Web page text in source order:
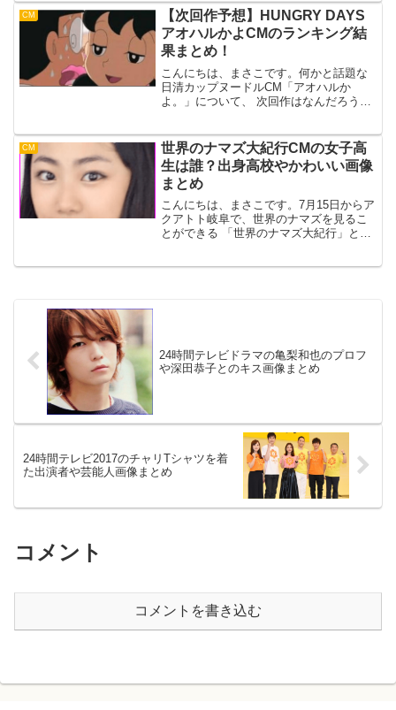
場合は、特にCMの曲が「あの日見た花の
名前を僕達はまだ...
CM
【次回作予想】HUNGRY DAYS
アオハルかよCMのランキング結
果まとめ！
こんにちは、まさこです。何かと話題な
日清カップヌードルCM「アオハルか
よ。」について、 次回作はなんだろう
に、 次回作はこれだ！と思う作品から、
こんなのあったら楽しそうなど...
CM
世界のナマズ大紀行CMの女子高
生は誰？出身高校やかわいい画像
まとめ
こんにちは、まさこです。7月15日からア
クアトト岐阜で、世界のナマズを見るこ
とができる 「世界のナマズ大紀行」とい
24時間テレビドラマの亀梨和也のプロフ
や深田恭子とのキス画像まとめ
24時間テレビ2017のチャリTシャツを着
た出演者や芸能人画像まとめ
コメント
コメントを書き込む